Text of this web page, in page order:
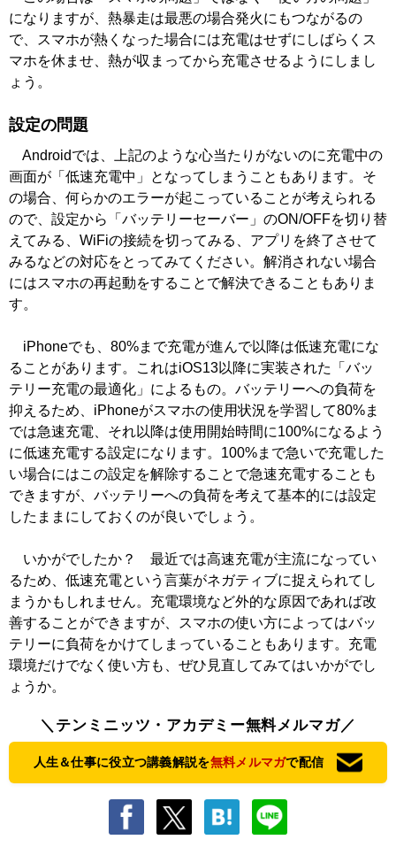
になりますが、熱暴走は最悪の場合発火にもつながるの
で、スマホが熱くなった場合には充電はせずにしばらくス
マホを休ませ、熱が収まってから充電させるようにしまし
ょう。
設定の問題
Androidでは、上記のような心当たりがないのに充電中の
画面が「低速充電中」となってしまうこともあります。そ
の場合、何らかのエラーが起こっていることが考えられる
ので、設定から「バッテリーセーバー」のON/OFFを切り替
えてみる、WiFiの接続を切ってみる、アプリを終了させて
みるなどの対応をとってみてください。解消されない場合
にはスマホの再起動をすることで解決できることもありま
す。
iPhoneでも、80%まで充電が進んで以降は低速充電にな
ることがあります。これはiOS13以降に実装された「バッ
テリー充電の最適化」によるもの。バッテリーへの負荷を
抑えるため、iPhoneがスマホの使用状況を学習して80%ま
では急速充電、それ以降は使用開始時間に100%になるよう
に低速充電する設定になります。100%まで急いで充電した
い場合にはこの設定を解除することで急速充電することも
できますが、バッテリーへの負荷を考えて基本的には設定
したままにしておくのが良いでしょう。
いかがでしたか？ 最近では高速充電が主流になってい
るため、低速充電という言葉がネガティブに捉えられてし
まうかもしれません。充電環境など外的な原因であれば改
善することができますが、スマホの使い方によってはバッ
テリーに負荷をかけてしまっていることもあります。充電
環境だけでなく使い方も、ぜひ見直してみてはいかがでし
ょうか。
＼テンミニッツ・アカデミー無料メルマガ／
人生＆仕事に役立つ講義解説を無料メルマガで配信